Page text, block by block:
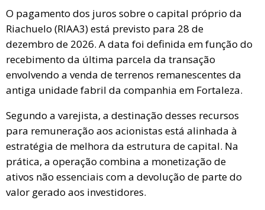
O pagamento dos juros sobre o capital próprio da
Riachuelo (RIAA3) está previsto para 28 de
dezembro de 2026. A data foi definida em função do
recebimento da última parcela da transação
envolvendo a venda de terrenos remanescentes da
antiga unidade fabril da companhia em Fortaleza.
Segundo a varejista, a destinação desses recursos
para remuneração aos acionistas está alinhada à
estratégia de melhora da estrutura de capital. Na
prática, a operação combina a monetização de
ativos não essenciais com a devolução de parte do
valor gerado aos investidores.